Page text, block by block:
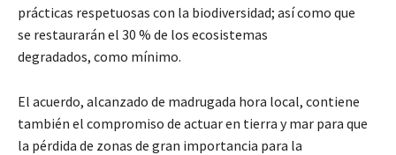
prácticas respetuosas con la biodiversidad; así como que
se restaurarán el 30 % de los ecosistemas
degradados, como mínimo.
El acuerdo, alcanzado de madrugada hora local, contiene
también el compromiso de actuar en tierra y mar para que
la pérdida de zonas de gran importancia para la